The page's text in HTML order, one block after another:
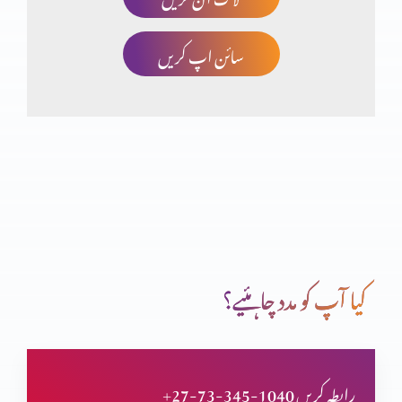
صلیب پر کفارہ
انبیاء و بزرگ – الیشع نبی
سائن اپ کریں
کیا آپ کو مدد چاہئیے؟
+27-73-345-1040 رابطہ کریں